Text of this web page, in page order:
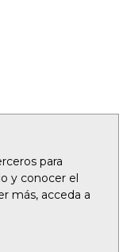
para
y conocer el
más, acceda a